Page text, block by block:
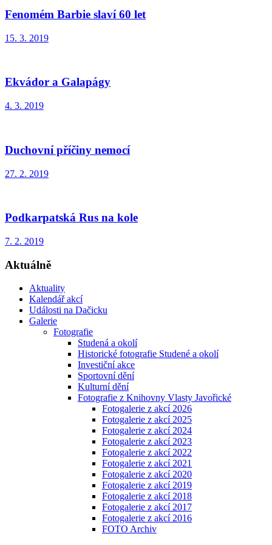
Fenomém Barbie slaví 60 let
15. 3. 2019
Ekvádor a Galapágy
4. 3. 2019
Duchovní příčiny nemocí
27. 2. 2019
Podkarpatská Rus na kole
7. 2. 2019
Aktuálně
Aktuality
Kalendář akcí
Události na Dačicku
Galerie
Fotografie
Studená a okolí
Historické fotografie Studené a okolí
Investiční akce
Sportovní dění
Kulturní dění
Fotografie z Knihovny Vlasty Javořické
Fotogalerie z akcí 2026
Fotogalerie z akcí 2025
Fotogalerie z akcí 2024
Fotogalerie z akcí 2023
Fotogalerie z akcí 2022
Fotogalerie z akcí 2021
Fotogalerie z akcí 2020
Fotogalerie z akcí 2019
Fotogalerie z akcí 2018
Fotogalerie z akcí 2017
Fotogalerie z akcí 2016
FOTO Archiv